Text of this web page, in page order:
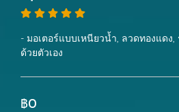
- มอเตอร์แบบเหนียวน้ำ, ลวดทองแด
ด้วยตัวเอง
฿0